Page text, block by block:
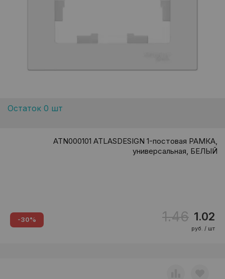
Остаток 0 шт
ATN000101 ATLASDESIGN 1-постовая РАМКА,
универсальная, БЕЛЫЙ
-30% 1.46 1.02
руб. / шт